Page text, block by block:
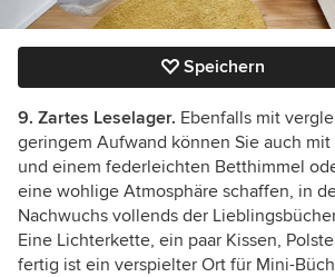
Speichern
9. Zartes Leselager. Ebenfalls mit
geringem Aufwand können Sie auch
und einem federleichten Betthimmel
eine wohlige Atmosphäre schaffen, in
Nachwuchs vollends der
Eine Lichterkette, ein paar Kissen,
fertig ist ein verspielter Ort für Mini-